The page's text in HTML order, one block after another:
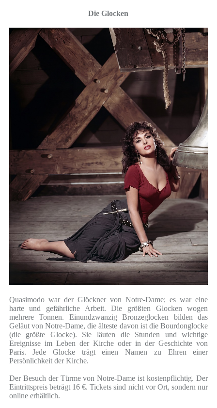
Die Glocken
Quasimodo war der Glöckner von Notre-Dame; es war eine
harte und gefährliche Arbeit. Die größten Glocken wogen
mehrere Tonnen. Einundzwanzig Bronzeglocken bilden das
Geläut von Notre-Dame, die älteste davon ist die Bourdonglocke
(die größte Glocke). Sie läuten die Stunden und wichtige
Ereignisse im Leben der Kirche oder in der Geschichte von
Paris. Jede Glocke trägt einen Namen zu Ehren einer
Persönlichkeit der Kirche.
Der Besuch der Türme von Notre-Dame ist kostenpflichtig. Der
Eintrittspreis beträgt 16 €. Tickets sind nicht vor Ort, sondern nur
online erhältlich.